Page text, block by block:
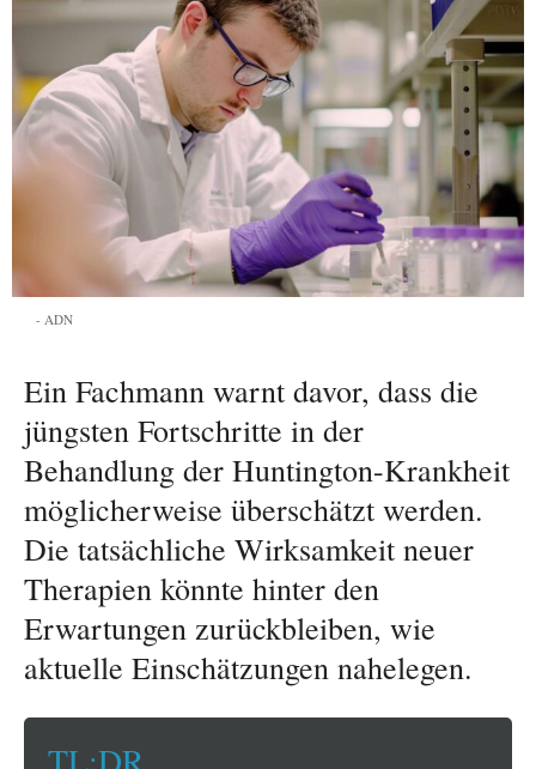
ADN
Ein Fachmann warnt davor, dass die
jüngsten Fortschritte in der
Behandlung der Huntington-Krankheit
möglicherweise überschätzt werden.
Die tatsächliche Wirksamkeit neuer
Therapien könnte hinter den
Erwartungen zurückbleiben, wie
aktuelle Einschätzungen nahelegen.